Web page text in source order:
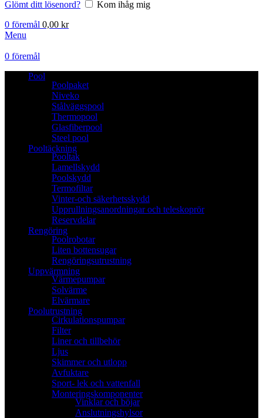
Glömt ditt lösenord?
Kom ihåg mig
0 föremål 0,00 kr
Menu
0 föremål
Pool
Poolpaket
Niveko
Stålväggspool
Thermopool
Glasfiberpool
Steel pool
Pooltäckning
Pooltak
Lamellskydd
Poolskydd
Termofiltar
Vinter-och säkerhetsskydd
Upprullningsanordningar och teleskoprör
Reservdelar
Rengöring
Poolrobotar
Liten bottensugar
Rengöringsutrustning
Uppvärmning
Värmepumpar
Solvärme
Elvärmare
Poolutrustning
Cirkulationspumpar
Filter
Liner och tillbehör
Ljus
Skimmer och utlopp
Avfuktare
Sport- lek och vattenfall
Monteringskomponenter
Vinklar och böjar
Anslutningshylsor